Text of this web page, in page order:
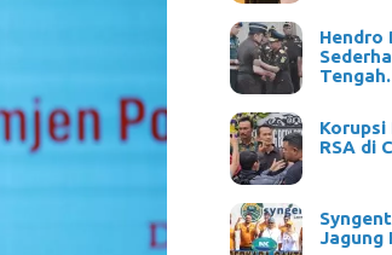
Hendro
Korupsi
RSA di
Jagung